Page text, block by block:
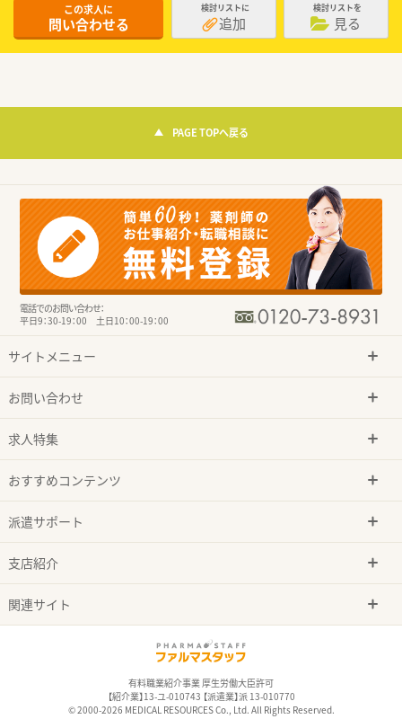
この求人に
問い合わせる
検討リストに
追加
検討リストを
見る
PAGE TOPへ戻る
電話でのお問い合わせ：
平日9：30-19：00 土日10：00-19：00
サイトメニュー
お問い合わせ
求人特集
おすすめコンテンツ
派遣サポート
支店紹介
関連サイト
有料職業紹介事業 厚生労働大臣許可
【紹介業】13-ユ-010743 【派遣業】派 13-010770
© 2000-2026 MEDICAL RESOURCES Co., Ltd. All Rights Reserved.